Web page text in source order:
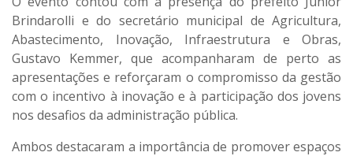
Brindarolli e do secretário municipal de Agricultura,
Abastecimento, Inovação, Infraestrutura e Obras,
Gustavo Kemmer, que acompanharam de perto as
apresentações e reforçaram o compromisso da gestão
com o incentivo à inovação e à participação dos jovens
nos desafios da administração pública.
Ambos destacaram a importância de promover espaços